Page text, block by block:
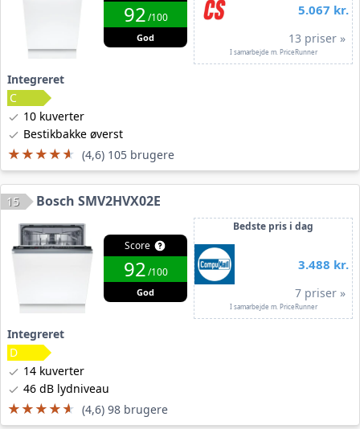
92/100
God
5.067 kr.
13 priser »
I samarbejde m. PriceRunner
Integreret
10 kuverter
Bestikbakke øverst
★★★★★
★★★★★ (4,6) 105 brugere
15 Bosch SMV2HVX02E
Score
92/100
God
Bedste pris i dag
3.488 kr.
7 priser »
I samarbejde m. PriceRunner
Integreret
14 kuverter
46 dB lydniveau
★★★★★
★★★★★ (4,6) 98 brugere